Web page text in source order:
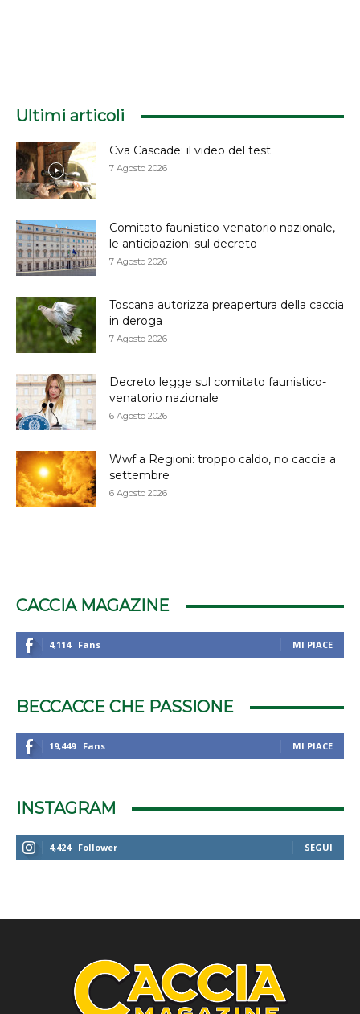
Ultimi articoli
Cva Cascade: il video del test
7 Agosto 2026
Comitato faunistico-venatorio nazionale,
le anticipazioni sul decreto
7 Agosto 2026
Toscana autorizza preapertura della caccia
in deroga
7 Agosto 2026
Decreto legge sul comitato faunistico-
venatorio nazionale
6 Agosto 2026
Wwf a Regioni: troppo caldo, no caccia a
settembre
6 Agosto 2026
CACCIA MAGAZINE
4,114 Fans MI PIACE
BECCACCE CHE PASSIONE
19,449 Fans MI PIACE
INSTAGRAM
4,424 Follower SEGUI